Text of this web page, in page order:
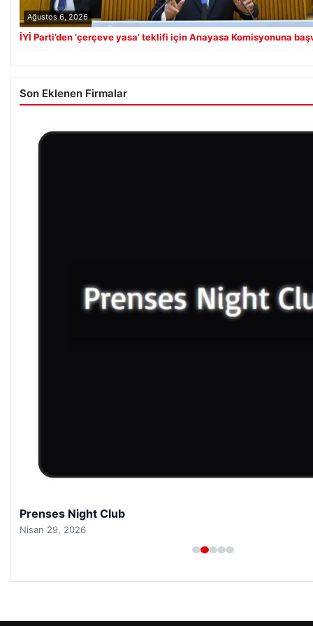
Ağustos 6, 2026
İYİ Parti’den ‘çerçeve yasa’ teklifi için Anayasa Komisyonuna
Son Eklenen Firmalar
Prenses Night Club
Nisan 29, 2026